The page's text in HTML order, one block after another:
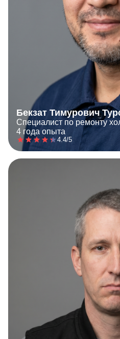
Бекзат Тимурович
Специалист по ремонту
4 года опыта
4.4/5